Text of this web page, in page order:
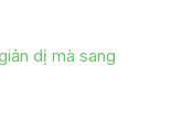
dị mà sang